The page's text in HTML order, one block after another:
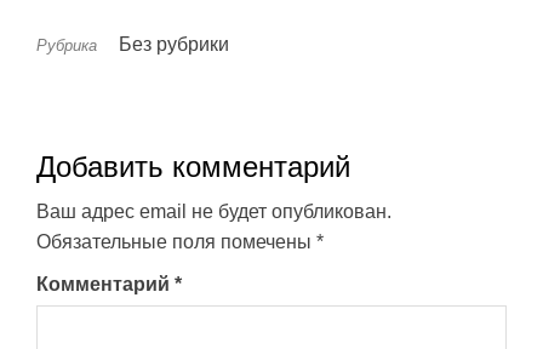
Рубрика Без рубрики
Добавить комментарий
Ваш адрес email не будет опубликован.
Обязательные поля помечены *
Комментарий *